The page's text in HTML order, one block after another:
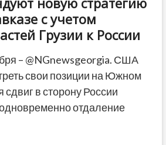
с учетом
Грузии к России
– @NGnewsgeorgia. США
свои позиции на Южном
сдвиг в сторону России
отдаление